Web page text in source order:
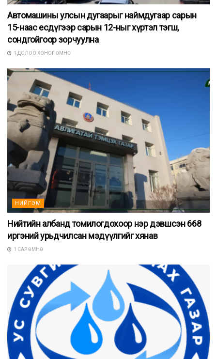
Автомашины улсын дугаарыг наймдугаар сарын
15-наас есдүгээр сарын 12-ныг хүртэл тэгш,
сондгойгоор зорчуулна
1 ДОЛОО ХОНОГ ӨМНӨ
НИЙГЭМ
Нийтийн албанд томилогдохоор нэр дэвшсэн 668
иргэний урьдчилсан мэдүүлгийг хянав
1 САР ӨМНӨ